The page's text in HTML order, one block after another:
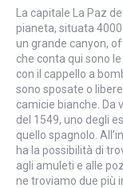
La capitale La Paz
pianeta, situata
un grande canyon,
che conta qui sono
con il cappello a
sono sposate o
camicie bianche. Da
del 1549, uno degli
quello spagnolo.
ha la possibilità di
agli amuleti e alle
ne troviamo due più